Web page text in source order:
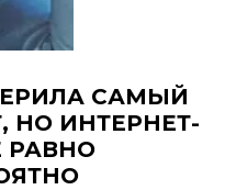
САМЫЙ
НО ИНТЕРНЕТ-
РАВНО